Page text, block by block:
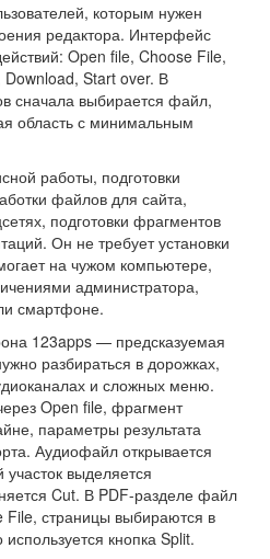
которым нужен
редактора. Интерфейс
Open file, Choose File,
Start over. В
сначала выбирается файл,
область с минимальным
работы, подготовки
файлов для сайта,
подготовки фрагментов
Он не требует установки
на чужом компьютере,
администратора,
смартфоне.
123apps — предсказуемая
разбираться в дорожках,
и сложных меню.
Open file, фрагмент
параметры результата
Аудиофайл открывается
выделяется
Cut. В PDF-разделе файл
File, страницы выбираются в
кнопка Split.